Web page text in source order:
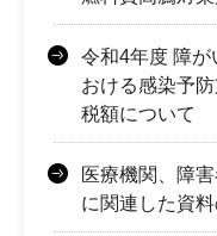
令和4年度 障が
おける感染予
税額について
医療機関、障
に関連した資